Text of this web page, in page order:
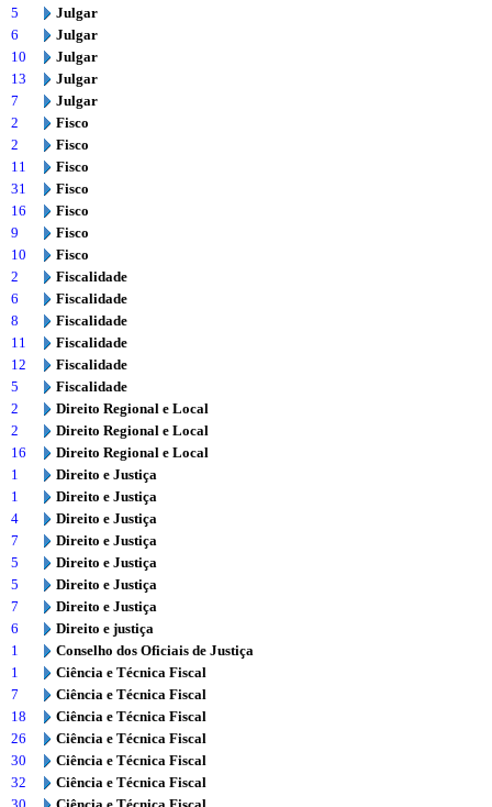
5
Julgar
6
Julgar
10
Julgar
13
Julgar
7
Julgar
2
Fisco
2
Fisco
11
Fisco
31
Fisco
16
Fisco
9
Fisco
10
Fisco
2
Fiscalidade
6
Fiscalidade
8
Fiscalidade
11
Fiscalidade
12
Fiscalidade
5
Fiscalidade
2
Direito Regional e Local
2
Direito Regional e Local
16
Direito Regional e Local
1
Direito e Justiça
1
Direito e Justiça
4
Direito e Justiça
7
Direito e Justiça
5
Direito e Justiça
5
Direito e Justiça
7
Direito e Justiça
6
Direito e justiça
1
Conselho dos Oficiais de Justiça
1
Ciência e Técnica Fiscal
7
Ciência e Técnica Fiscal
18
Ciência e Técnica Fiscal
26
Ciência e Técnica Fiscal
30
Ciência e Técnica Fiscal
32
Ciência e Técnica Fiscal